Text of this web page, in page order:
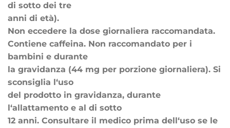
di sotto dei tre
anni di età).
Non eccedere la dose giornaliera raccomandata.
Contiene caffeina. Non raccomandato per i
bambini e durante
la gravidanza (44 mg per porzione giornaliera). Si
sconsiglia l‘uso
del prodotto in gravidanza, durante
l‘allattamento e al di sotto
12 anni. Consultare il medico prima dell‘uso se le